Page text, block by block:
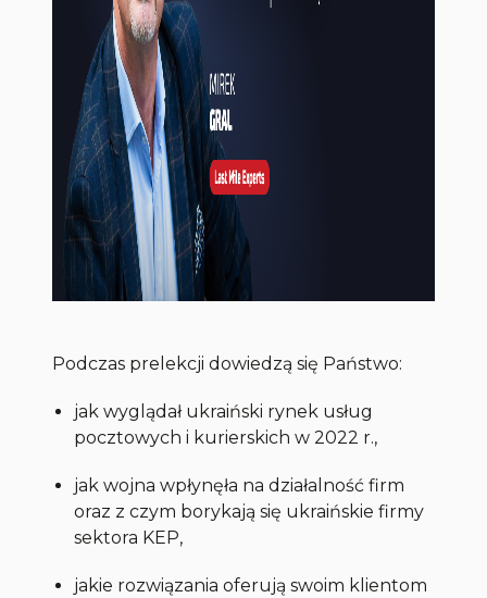
Podczas prelekcji dowiedzą się Państwo:
jak wyglądał ukraiński rynek usług
pocztowych i kurierskich w 2022 r.,
jak wojna wpłynęła na działalność firm
oraz z czym borykają się ukraińskie firmy
sektora KEP,
jakie rozwiązania oferują swoim klientom